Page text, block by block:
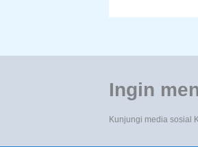
Ingin
Kunjungi media sosial